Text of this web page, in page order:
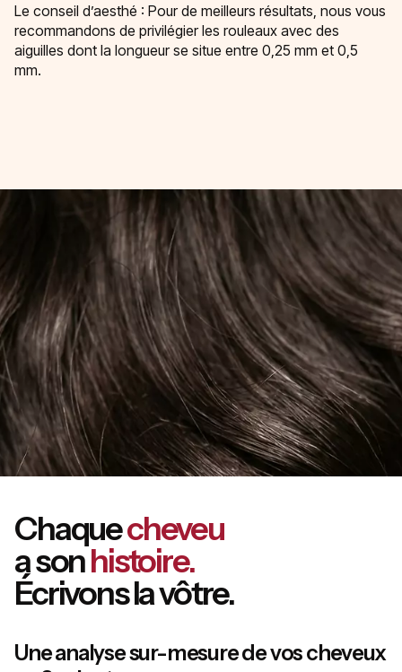
Le conseil d’aesthé : Pour de meilleurs résultats, nous vous
recommandons de privilégier les rouleaux avec des
aiguilles dont la longueur se situe entre 0,25 mm et 0,5
mm.
Chaquecheveu
a sonhistoire.
Écrivons la vôtre.
Une analyse sur-mesure de vos cheveux